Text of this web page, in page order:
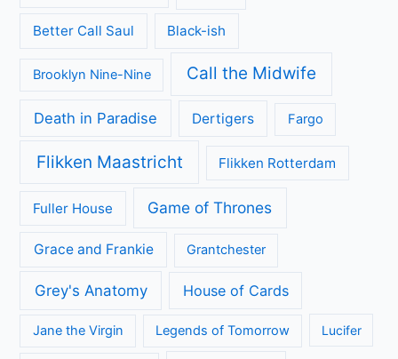
Better Call Saul Black-ish
Brooklyn Nine-Nine Call the Midwife
Death in Paradise Dertigers Fargo
Flikken Maastricht Flikken Rotterdam
Fuller House Game of Thrones
Grace and Frankie Grantchester
Grey's Anatomy House of Cards
Jane the Virgin Legends of Tomorrow Lucifer